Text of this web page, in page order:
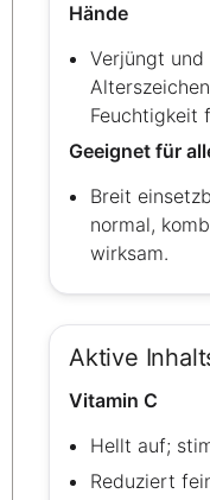
Hände
Verjüngt
Feuchtigkeit
Geeignet für
Breit
normal,
wirksam.
Aktive
Vitamin C
Hellt auf;
Reduziert